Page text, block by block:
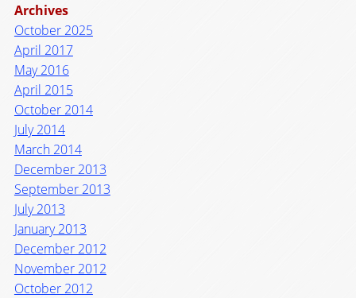
Archives
October 2025
April 2017
May 2016
April 2015
October 2014
July 2014
March 2014
December 2013
September 2013
July 2013
January 2013
December 2012
November 2012
October 2012